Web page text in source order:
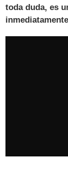
toda duda, es